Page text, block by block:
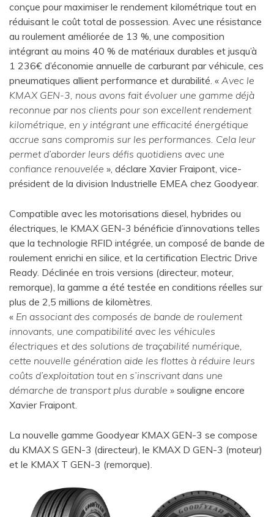
conçue pour maximiser le rendement kilométrique tout en
réduisant le coût total de possession. Avec une résistance
au roulement améliorée de 13 %, une composition
intégrant au moins 40 % de matériaux durables et jusqu’à
1 236€ d’économie annuelle de carburant par véhicule, ces
pneumatiques allient performance et durabilité. « Avec le
KMAX GEN-3, nous avons fait évoluer une gamme déjà
reconnue par nos clients pour son excellent rendement
kilométrique, en y intégrant une efficacité énergétique
accrue sans compromis sur les performances. Cela leur
permet d’aborder leurs défis quotidiens avec une
confiance renouvelée », déclare Xavier Fraipont, vice-
président de la division Industrielle EMEA chez Goodyear.
Compatible avec les motorisations diesel, hybrides ou
électriques, le KMAX GEN-3 bénéficie d’innovations telles
que la technologie RFID intégrée, un composé de bande de
roulement enrichi en silice, et la certification Electric Drive
Ready. Déclinée en trois versions (directeur, moteur,
remorque), la gamme a été testée en conditions réelles sur
plus de 2,5 millions de kilomètres.
« En associant des composés de bande de roulement
innovants, une compatibilité avec les véhicules
électriques et des solutions de traçabilité numérique,
cette nouvelle génération aide les flottes à réduire leurs
coûts d’exploitation tout en s’inscrivant dans une
démarche de transport plus durable » souligne encore
Xavier Fraipont.
La nouvelle gamme Goodyear KMAX GEN-3 se compose
du KMAX S GEN-3 (directeur), le KMAX D GEN-3 (moteur)
et le KMAX T GEN-3 (remorque).